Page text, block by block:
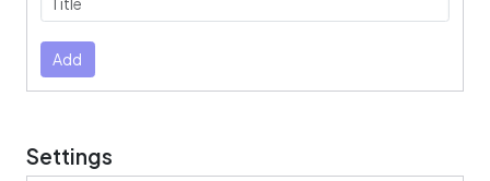
Submit
Add
Settings